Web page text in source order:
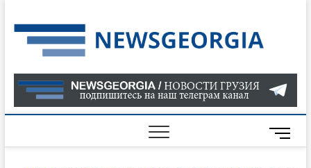
to
content
О
В
ГРУЗИИ
M
e